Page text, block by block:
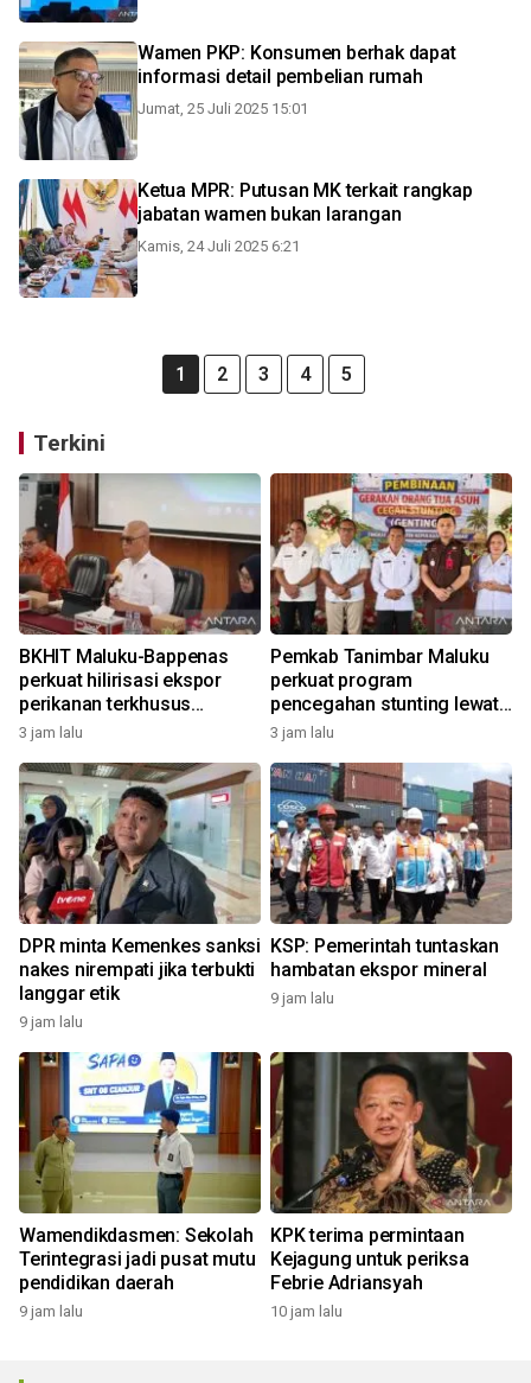
Wamen PKP: Konsumen berhak dapat
informasi detail pembelian rumah
Jumat, 25 Juli 2025 15:01
Ketua MPR: Putusan MK terkait rangkap
jabatan wamen bukan larangan
Kamis, 24 Juli 2025 6:21
1 2 3 4 5
Terkini
BKHIT Maluku-Bappenas
perkuat hilirisasi ekspor
perikanan terkhusus
komoditas TCT
3 jam lalu
Pemkab Tanimbar Maluku
perkuat program
pencegahan stunting lewat
Genting 2026
3 jam lalu
DPR minta Kemenkes sanksi
nakes nirempati jika terbukti
langgar etik
9 jam lalu
KSP: Pemerintah tuntaskan
hambatan ekspor mineral
9 jam lalu
Wamendikdasmen: Sekolah
Terintegrasi jadi pusat mutu
pendidikan daerah
9 jam lalu
KPK terima permintaan
Kejagung untuk periksa
Febrie Adriansyah
10 jam lalu